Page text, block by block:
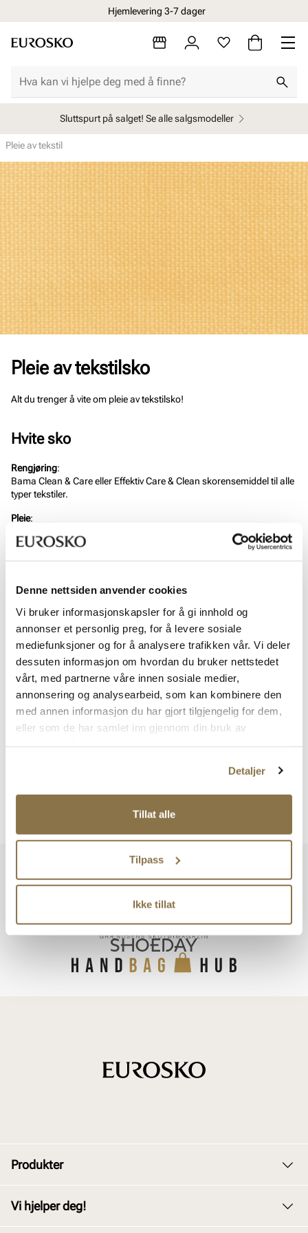
Denne nettsiden anvender cookies
Vi bruker informasjonskapsler for å gi innhold og
annonser et personlig preg, for å levere sosiale
mediefunksjoner og for å analysere trafikken vår. Vi deler
dessuten informasjon om hvordan du bruker nettstedet
vårt, med partnerne våre innen sosiale medier,
annonsering og analysearbeid, som kan kombinere den
med annen informasjon du har gjort tilgjengelig for dem,
eller som de har samlet inn gjennom din bruk av
Detaljer
Tillat alle
Tilpass
Ikke tillat
Hjemlevering 3-7 dager
Sluttspurt på salget! Se alle salgsmodeller
Pleie av tekstil
Pleie av tekstilsko
Alt du trenger å vite om pleie av tekstilsko!
Hvite sko
Rengjøring:
Bama Clean & Care eller Effektiv Care & Clean skorensemiddel til alle
typer tekstiler.
Pleie:
Sko og sandaler med mesh/tekstil
Rengjøring
Bam a Clean & Careeller ellerEffektiv Care & Clean. For sandaler kan
også «Sandal clean» brukes.
Bama Active Universal Care
Bama Active Universal Caretil
• Med skinndetaljer kanBama Power Protectorbrukes.
• Spray skoene to ganger. La skoene tørke i 30 minutter før bruk.
Vi har mer å by på – ta en titt hos våre andre konsepter!
Produkter
Vi hjelper deg!